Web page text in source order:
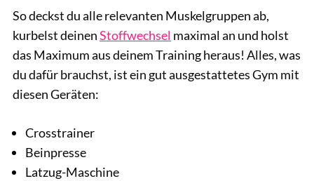
So deckst du alle relevanten Muskelgruppen ab,
kurbelst deinenStoffwechsel maximal an und holst
das Maximum aus deinem Training heraus! Alles, was
du dafür brauchst, ist ein gut ausgestattetes Gym mit
diesen Geräten:
Crosstrainer
Beinpresse
Latzug-Maschine